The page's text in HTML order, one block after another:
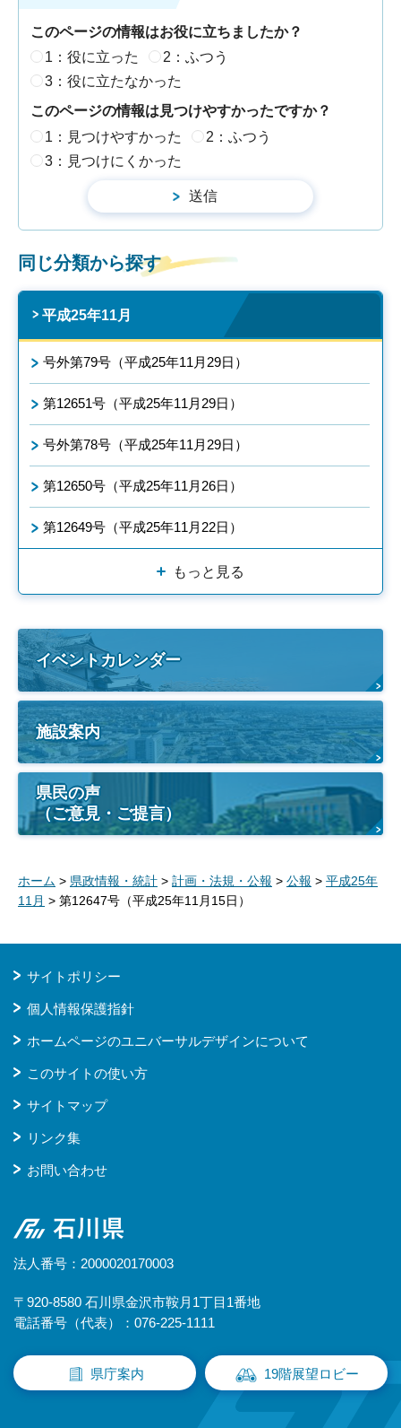
このページの情報はお役に立ちましたか？
1：役に立った
2：ふつう
3：役に立たなかった
このページの情報は見つけやすかったですか？
1：見つけやすかった
2：ふつう
3：見つけにくかった
同じ分類から探す
平成25年11月
号外第79号（平成25年11月29日）
第12651号（平成25年11月29日）
号外第78号（平成25年11月29日）
第12650号（平成25年11月26日）
第12649号（平成25年11月22日）
もっと見る
イベントカレンダー
施設案内
県民の声
（ご意見・ご提言）
ホーム > 県政情報・統計 > 計画・法規・公報 > 公報 > 平成25年
11月 > 第12647号（平成25年11月15日）
サイトポリシー
個人情報保護指針
ホームページのユニバーサルデザインについて
このサイトの使い方
サイトマップ
リンク集
お問い合わせ
石川県
法人番号：2000020170003
〒920-8580 石川県金沢市鞍月1丁目1番地
電話番号（代表）：076-225-1111
県庁案内 19階展望ロビー